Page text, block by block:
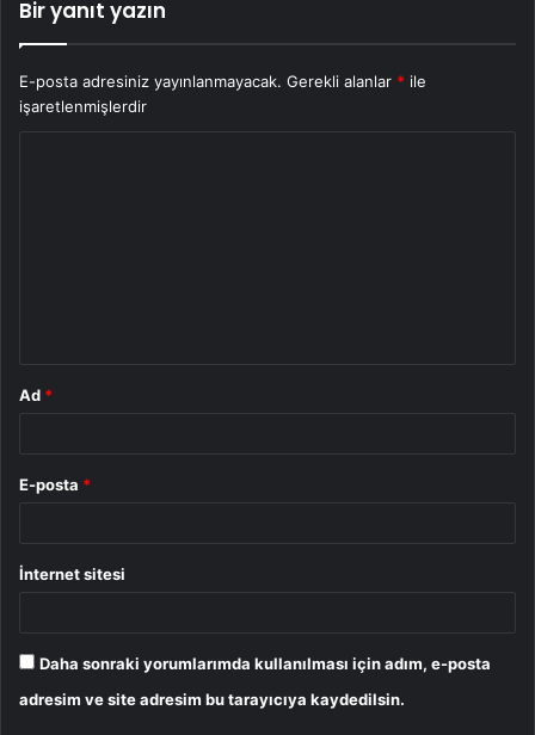
Bir yanıt yazın
E-posta adresiniz yayınlanmayacak. Gerekli alanlar * ile
işaretlenmişlerdir
Ad *
E-posta *
İnternet sitesi
Daha sonraki yorumlarımda kullanılması için adım, e-posta
adresim ve site adresim bu tarayıcıya kaydedilsin.